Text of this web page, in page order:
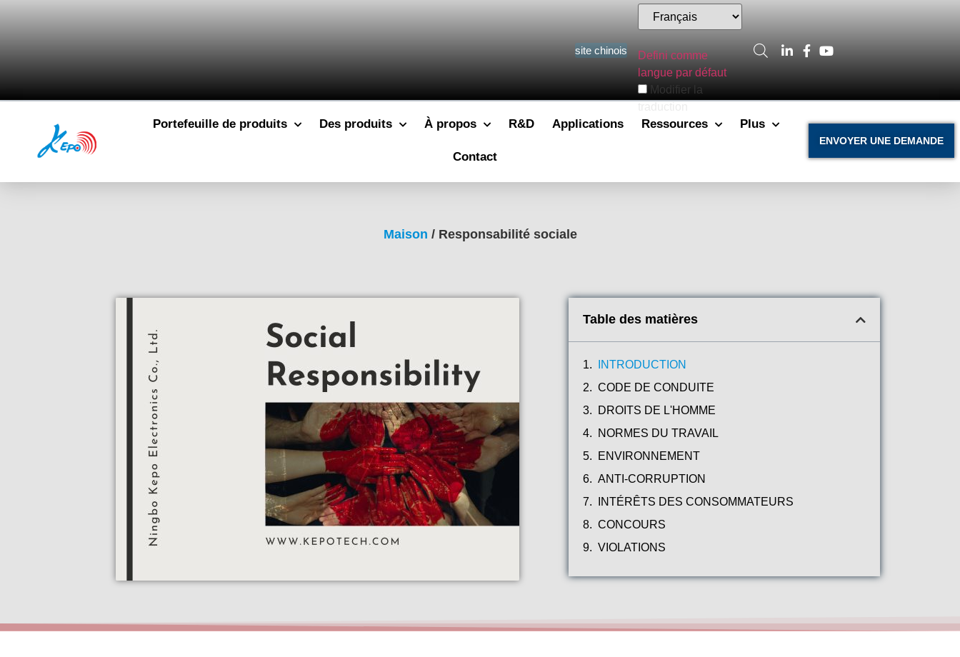
site chinois
Defini comme
langue par défaut
Modifier la
Portefeuille de produits Des produits À propos R&D Applications Ressources Plus
Contact
ENVOYER UNE DEMANDE
Maison / Responsabilité sociale
Table des matières
INTRODUCTION
CODE DE CONDUITE
DROITS DE L'HOMME
NORMES DU TRAVAIL
ENVIRONNEMENT
ANTI-CORRUPTION
INTÉRÊTS DES CONSOMMATEURS
CONCOURS
VIOLATIONS